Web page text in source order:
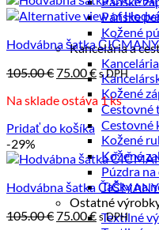
Pánske
Kožené
Kancelária a
Kancelária
Kožené
Cestovné
Cestovné
Kožené
Kožené
Púzdra
Tašky na
Ostatné
Textilné
Hodvábna šatka ČIČMANY
105.00€Pôvodná
bola:
105.00 €.
75.00€Aktuálna
cena
je:
75.00 €.
s DPH
Na sklade ostáva 1 ks
Pridať do košíka
-29%
Hodvábna šatka ČIČMANY
105.00€Pôvodná
75.00€Aktuálna
s DPH